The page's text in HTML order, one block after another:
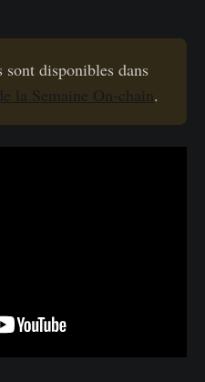
sont disponibles dans
la Semaine On-chain.